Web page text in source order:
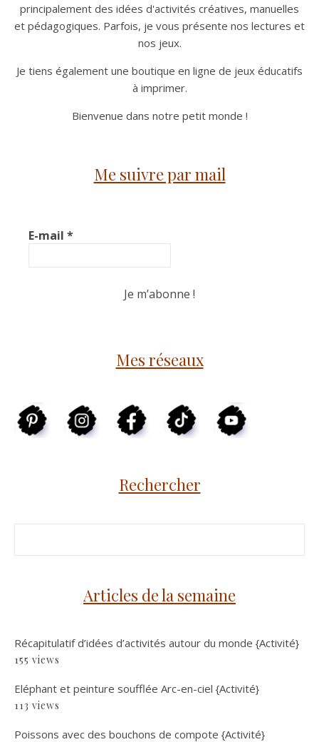
principalement des idées d'activités créatives, manuelles
et pédagogiques. Parfois, je vous présente nos lectures et
nos jeux.
Je tiens également une boutique en ligne de jeux éducatifs
à imprimer.
Bienvenue dans notre petit monde !
Me suivre par mail
E-mail *
Mes réseaux
Rechercher
Articles de la semaine
Récapitulatif d’idées d’activités autour du monde {Activité}
155 views
Eléphant et peinture soufflée Arc-en-ciel {Activité}
113 views
Poissons avec des bouchons de compote {Activité}